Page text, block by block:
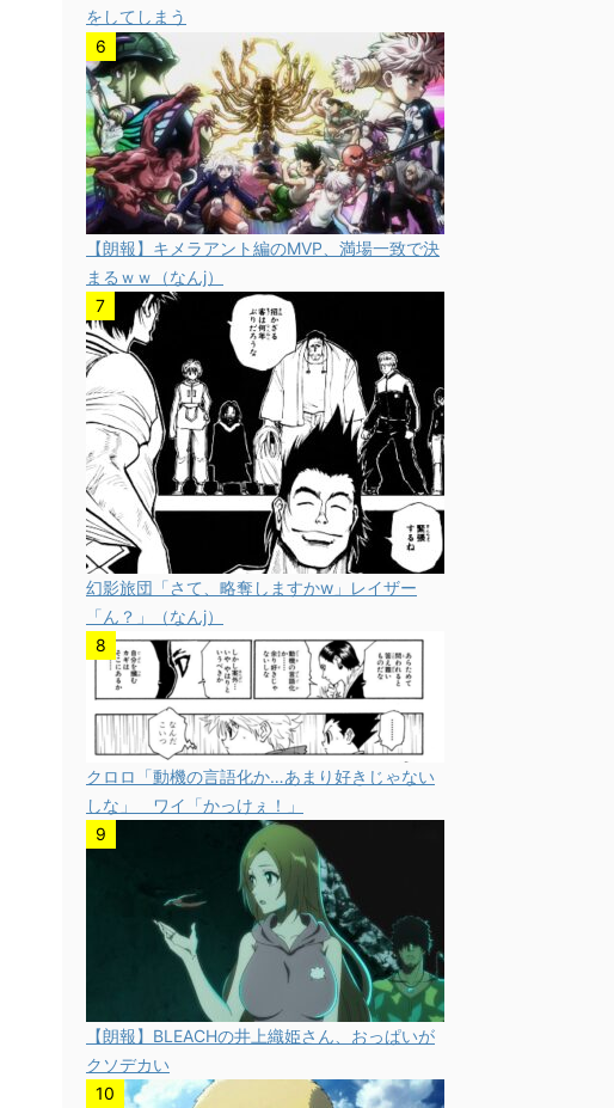
をしてしまう
【朗報】キメラアント編のMVP、満場一致で決
まるｗｗ（なんj）
幻影旅団「さて、略奪しますかw」レイザー
「ん？」（なんj）
クロロ「動機の言語化か…あまり好きじゃない
しな」 ワイ「かっけぇ！」
【朗報】BLEACHの井上織姫さん、おっぱいが
クソデカい